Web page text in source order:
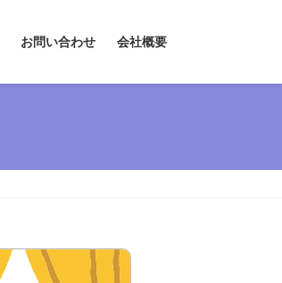
お問い合わせ 会社概要